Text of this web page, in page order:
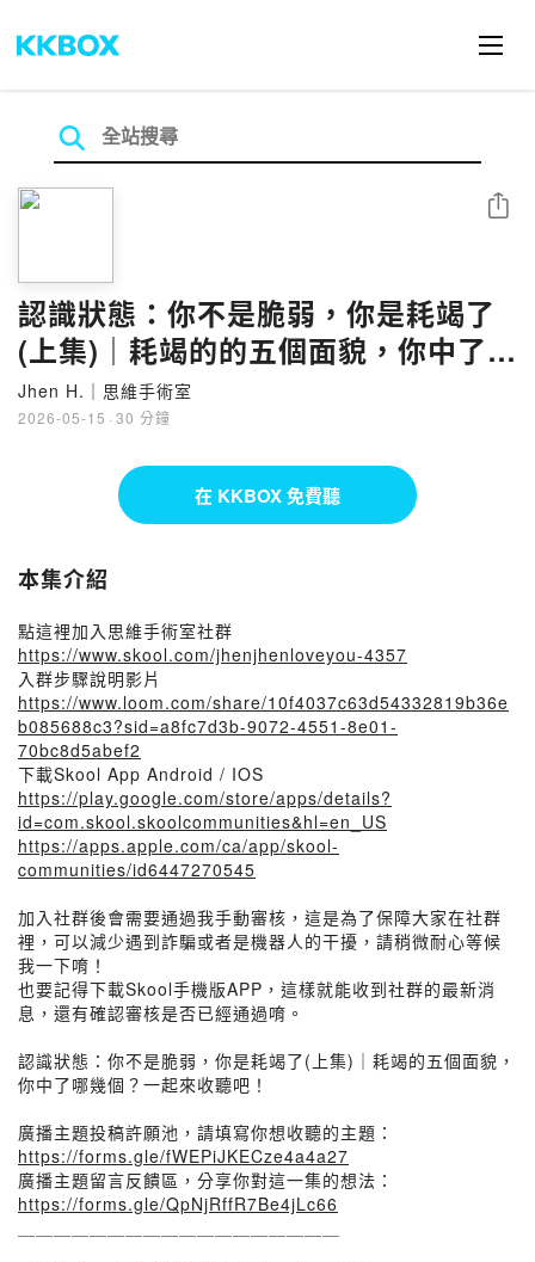
認識狀態：你不是脆弱，你是耗竭了
(上集)｜耗竭的的五個面貌，你中了哪
幾個？
Jhen H.｜思維手術室
2026-05-15 · 30 分鐘
分享
在 KKBOX 免費聽
本集介紹
點這裡加入思維手術室社群
https://www.skool.com/jhenjhenloveyou-4357
入群步驟說明影片
https://www.loom.com/share/10f4037c63d54332819b36e
b085688c3?sid=a8fc7d3b-9072-4551-8e01-
70bc8d5abef2
下載Skool App Android / IOS
https://play.google.com/store/apps/details?
id=com.skool.skoolcommunities&hl=en_US
https://apps.apple.com/ca/app/skool-
communities/id6447270545
加入社群後會需要通過我手動審核，這是為了保障大家在社群
裡，可以減少遇到詐騙或者是機器人的干擾，請稍微耐心等候
我一下唷！
也要記得下載Skool手機版APP，這樣就能收到社群的最新消
息，還有確認審核是否已經通過唷。
認識狀態：你不是脆弱，你是耗竭了(上集)｜耗竭的五個面貌，
你中了哪幾個？一起來收聽吧！
廣播主題投稿許願池，請填寫你想收聽的主題：
https://forms.gle/fWEPiJKECze4a4a27
廣播主題留言反饋區，分享你對這一集的想法：
https://forms.gle/QpNjRffR7Be4jLc66